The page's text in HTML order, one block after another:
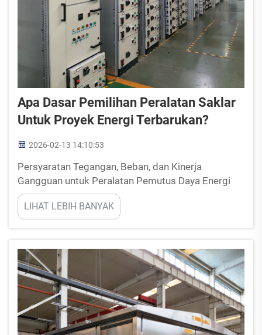
Apa Dasar Pemilihan Peralatan Saklar
Untuk Proyek Energi Terbarukan?
2026-02-13 14:10:53
Persyaratan Tegangan, Beban, dan Kinerja
Gangguan untuk Peralatan Pemutus Daya Energi
Terbarukan; Menyesuaikan Kelas Tegangan
Menengah/Tinggi (MV/HV) dengan Titik
Antarmuka Jaringan Listrik dan Skala Proyek;
kV hingga 52 kV) dan tegangan tinggi (HV: di atas
5...
LIHAT LEBIH BANYAK